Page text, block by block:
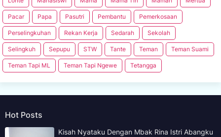
Pacar Papa Pasutri Pembantu Pemerkosaan
Perselingkuhan Rekan Kerja Sedarah Sekolah
Selingkuh Sepupu STW Tante Teman Teman Suami
Teman Tapi ML Teman Tapi Ngewe Tetangga
Hot Posts
Kisah Nyataku Dengan Mbak Rina Istri Abangku